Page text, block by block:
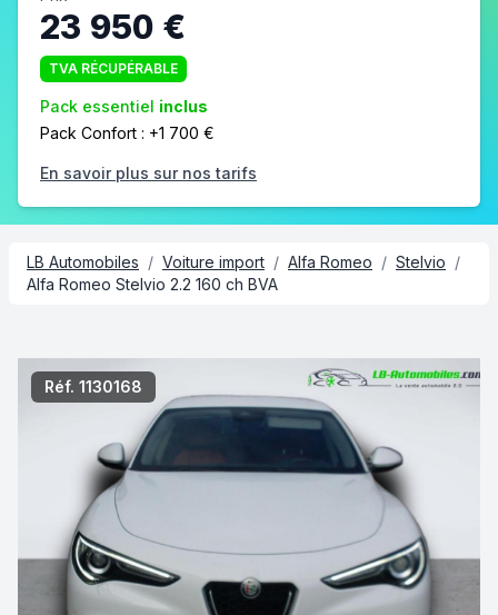
23 950 €
TVA RÉCUPÉRABLE
Pack essentiel inclus
Pack Confort : +1 700 €
En savoir plus sur nos tarifs
LB Automobiles / Voiture import / Alfa Romeo / Stelvio /
Alfa Romeo Stelvio 2.2 160 ch BVA
Réf. 1130168